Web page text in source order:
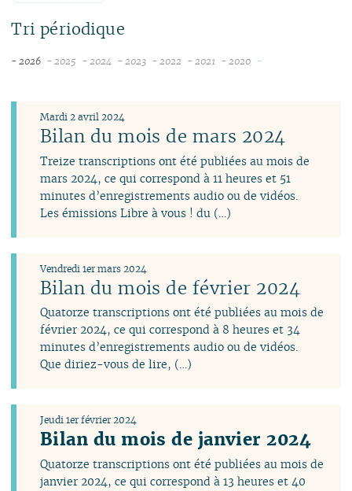
Tri périodique
- 2026
juin
mai
mars
février
janvier
- 2025
octobre
septembre
juillet
juin
janvier
- 2024
octobre
septembre
juillet
juin
mai
février
janvier
- 2023
septembre
juillet
juin
avril
- 2022
septembre
juillet
juin
mai
janvier
- 2021
août
juin
avril
mars
février
- 2020 -
Bilan du mois de mars 2024
Mardi 2 avril 2024
Treize transcriptions ont été publiées au mois de
mars 2024, ce qui correspond à 11 heures et 51
minutes d’enregistrements audio ou de vidéos.
Les émissions Libre à vous ! du (…)
Bilan du mois de février 2024
Vendredi 1er mars 2024
Quatorze transcriptions ont été publiées au mois de
février 2024, ce qui correspond à 8 heures et 34
minutes d’enregistrements audio ou de vidéos.
Que diriez-vous de lire, (…)
Bilan du mois de janvier 2024
Jeudi 1er février 2024
Quatorze transcriptions ont été publiées au mois de
janvier 2024, ce qui correspond à 13 heures et 40